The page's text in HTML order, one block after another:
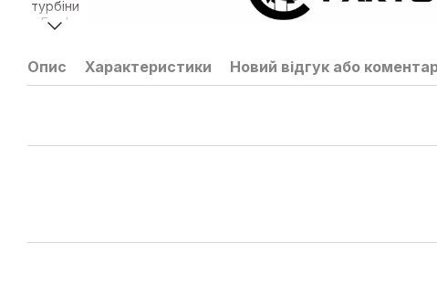
Опис Характеристики Новий відгук або